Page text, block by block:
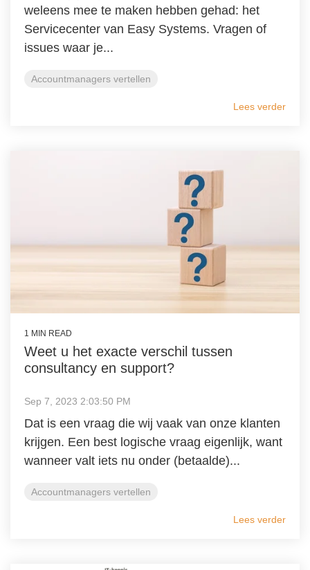
weleens mee te maken hebben gehad: het
Servicecenter van Easy Systems. Vragen of
issues waar je...
Accountmanagers vertellen
Lees verder
1 MIN READ
Weet u het exacte verschil tussen
consultancy en support?
Sep 7, 2023 2:03:50 PM
Dat is een vraag die wij vaak van onze klanten
krijgen. Een best logische vraag eigenlijk, want
wanneer valt iets nu onder (betaalde)...
Accountmanagers vertellen
Lees verder